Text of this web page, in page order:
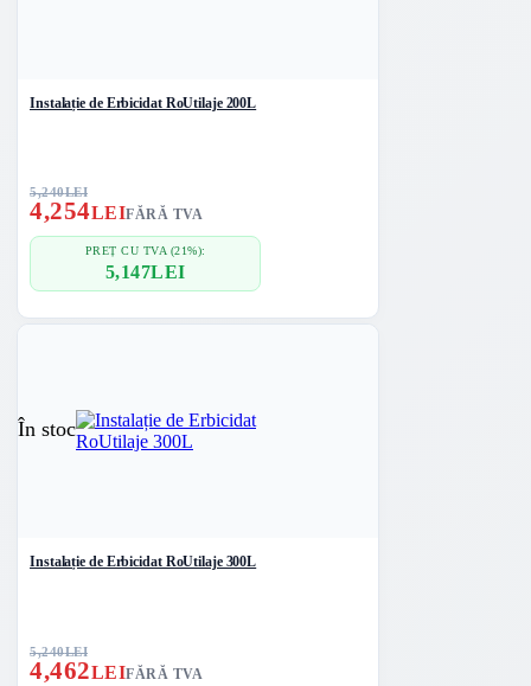
Instalație de Erbicidat RoUtilaje 200L
5,240LEI
4,254LEIFĂRĂ TVA
PREȚ CU TVA (21%):
5,147LEI
În stoc
Instalație de Erbicidat RoUtilaje 300L
5,240LEI
4,462LEIFĂRĂ TVA